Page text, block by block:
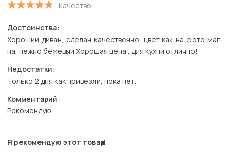
Качество
Достоинства:
Хороший диван, сделан качественно, цвет как на фото маг-
на, нежно бежевый.Хорошая цена , для кухни отлично!
Недостатки:
Только 2 дня как привезли, пока нет.
Комментарий:
Рекомендую.
Я рекомендую этот товар